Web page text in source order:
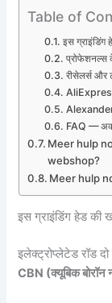
Table of
इस ग्राइंडिंग
प्रोफेशनल्स
रीसेलर्स और
FAQ —
Meer hulp
webshop?
Meer hulp
इस ग्राइंडिंग हेड की
इलेक्ट्रोप्लेटेड रॉड
CBN (क्यूबिक बोरॉन